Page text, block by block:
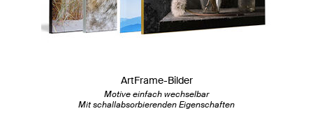
ArtFrame-Bilder
Motive einfach wechselbar
Mit schallabsorbierenden Eigenschaften